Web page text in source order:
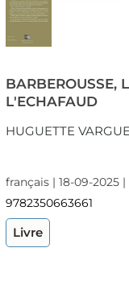
BARBEROUSSE,
L'ECHAFAUD
HUGUETTE
français | 18-09-2025 |
9782350663661
Livre